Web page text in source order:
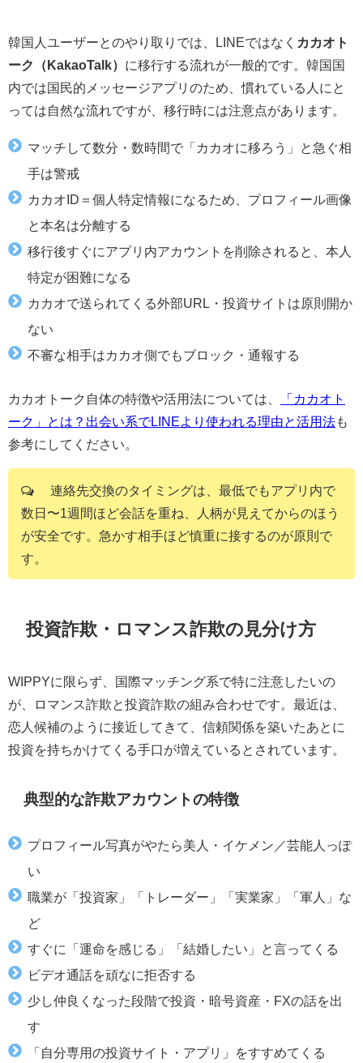
韓国人ユーザーとのやり取りでは、LINEではなく カカオト
ーク（KakaoTalk） に移行する流れが一般的です。韓国国
内では国民的メッセージアプリのため、慣れている人にと
っては自然な流れですが、移行時には注意点があります。
マッチして数分・数時間で「カカオに移ろう」と急ぐ相
手は警戒
カカオID＝個人特定情報になるため、プロフィール画像
と本名は分離する
移行後すぐにアプリ内アカウントを削除されると、本人
特定が困難になる
カカオで送られてくる外部URL・投資サイトは原則開か
ない
不審な相手はカカオ側でもブロック・通報する
カカオトーク自体の特徴や活用法については、
「カカオト
ーク」とは？出会い系でLINEより使われる理由と活用法も
参考にしてください。
連絡先交換のタイミングは、最低でもアプリ内で
数日〜1週間ほど会話を重ね、人柄が見えてからのほう
が安全です。急かす相手ほど慎重に接するのが原則で
す。
投資詐欺・ロマンス詐欺の見分け方
WIPPYに限らず、国際マッチング系で特に注意したいの
が、ロマンス詐欺と投資詐欺の組み合わせです。最近は、
恋人候補のように接近してきて、信頼関係を築いたあとに
投資を持ちかけてくる手口が増えているとされています。
典型的な詐欺アカウントの特徴
プロフィール写真がやたら美人・イケメン／芸能人っぽ
い
職業が「投資家」「トレーダー」「実業家」「軍人」な
ど
すぐに「運命を感じる」「結婚したい」と言ってくる
ビデオ通話を頑なに拒否する
少し仲良くなった段階で投資・暗号資産・FXの話を出
す
「自分専用の投資サイト・アプリ」をすすめてくる